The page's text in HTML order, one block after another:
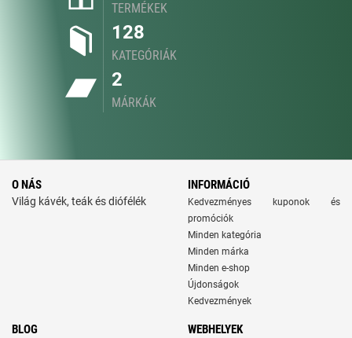
TERMÉKEK
128
KATEGÓRIÁK
2
MÁRKÁK
O NÁS
Világ kávék, teák és diófélék
INFORMÁCIÓ
Kedvezményes kuponok és
promóciók
Minden kategória
Minden márka
Minden e-shop
Újdonságok
Kedvezmények
BLOG WEBHELYEK